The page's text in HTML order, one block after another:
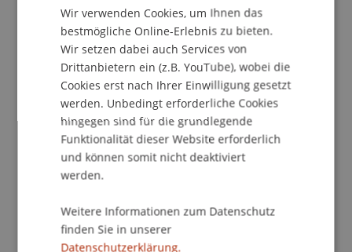
Dozierende:
Dott. Paolo Cattaruzza Dorigo
ChevalleyBLaw, MLaw, CTL (Genf)
Mag. iur. MaximilianDallagoPh.D.
Dr. iur. MaximilianJörgLL.M. LL.M.
Mag. iur. Barbara Knoll
Mag. iur. Thomas Menegotto
School/Professur:
Lehrstuhl für Gesellschafts-, Stiftungs- und
Trustrecht
Wir verwenden Cookies, um Ihnen das
bestmögliche Online-Erlebnis zu bieten.
Wir setzen dabei auch Services von
Drittanbietern ein (z.B. YouTube), wobei die
Cookies erst nach Ihrer Einwilligung gesetzt
werden. Unbedingt erforderliche Cookies
hingegen sind für die grundlegende
Funktionalität dieser Website erforderlich
und können somit nicht deaktiviert
werden.
Weitere Informationen zum Datenschutz
finden Sie in unserer
Datenschutzerklärung.